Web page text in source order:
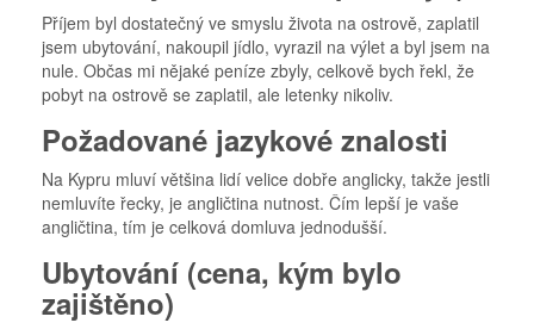
Příjem byl dostatečný ve smyslu života na ostrově, zaplatil
jsem ubytování, nakoupil jídlo, vyrazil na výlet a byl jsem na
nule. Občas mi nějaké peníze zbyly, celkově bych řekl, že
pobyt na ostrově se zaplatil, ale letenky nikoliv.
Požadované jazykové znalosti
Na Kypru mluví většina lidí velice dobře anglicky, takže jestli
nemluvíte řecky, je angličtina nutnost. Čím lepší je vaše
angličtina, tím je celková domluva jednodušší.
Ubytování (cena, kým bylo
zajištěno)